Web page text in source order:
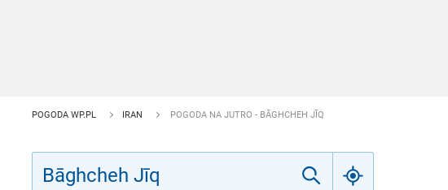
POGODA WP.PL IRAN POGODA NA JUTRO - BĀGHCHEH JĪQ